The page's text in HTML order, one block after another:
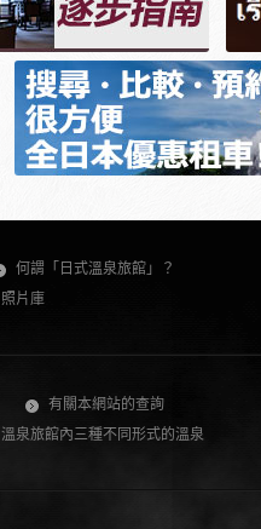
何謂「日式溫泉旅館」？
照片庫
有關本網站的查詢
溫泉旅館內三種不同形式的溫泉